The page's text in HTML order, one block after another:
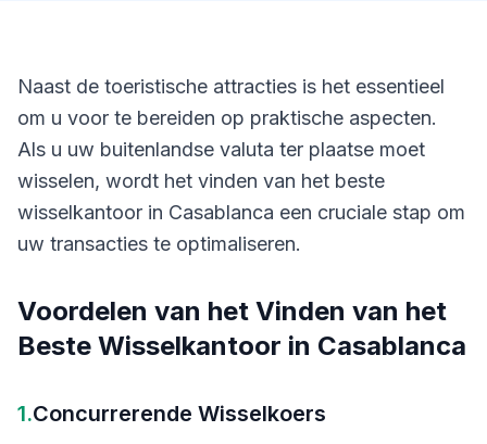
Naast de toeristische attracties is het essentieel
om u voor te bereiden op praktische aspecten.
Als u uw buitenlandse valuta ter plaatse moet
wisselen, wordt het vinden van het beste
wisselkantoor in Casablanca een cruciale stap om
uw transacties te optimaliseren.
Voordelen van het Vinden van het
Beste Wisselkantoor in Casablanca
1.Concurrerende Wisselkoers